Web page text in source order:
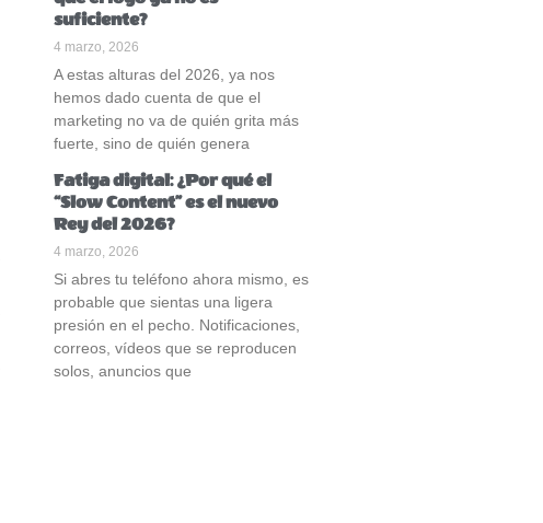
suficiente?
4 marzo, 2026
A estas alturas del 2026, ya nos
hemos dado cuenta de que el
marketing no va de quién grita más
fuerte, sino de quién genera
Fatiga digital: ¿Por qué el
“Slow Content” es el nuevo
Rey del 2026?
4 marzo, 2026
Si abres tu teléfono ahora mismo, es
probable que sientas una ligera
presión en el pecho. Notificaciones,
correos, vídeos que se reproducen
solos, anuncios que